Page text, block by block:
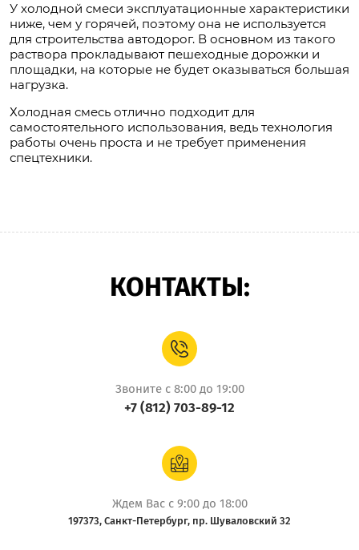
У холодной смеси эксплуатационные характеристики
ниже, чем у горячей, поэтому она не используется
для строительства автодорог. В основном из такого
раствора прокладывают пешеходные дорожки и
площадки, на которые не будет оказываться большая
нагрузка.
Холодная смесь отлично подходит для
самостоятельного использования, ведь технология
работы очень проста и не требует применения
спецтехники.
КОНТАКТЫ:
Звоните с 8:00 до 19:00
+7 (812) 703-89-12
Ждем Вас с 9:00 до 18:00
197373, Санкт-Петербург, пр. Шуваловский 32